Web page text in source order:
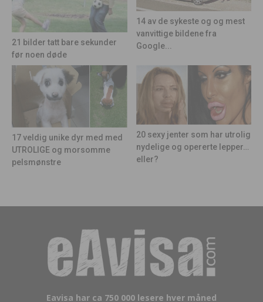
21 bilder tatt bare sekunder
før noen døde
14 av de sykeste og og mest
vanvittige bildene fra
Google...
17 veldig unike dyr med med
UTROLIGE og morsomme
pelsmønstre
20 sexy jenter som har utrolig
nydelige og opererte lepper…
eller?
Eavisa har ca 750 000 lesere hver måned